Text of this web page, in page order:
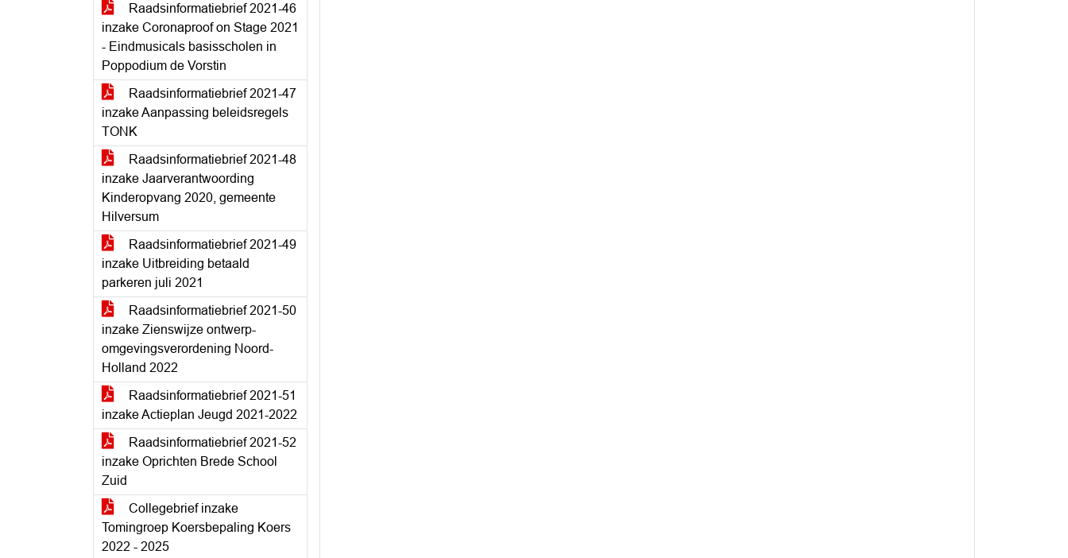
Raadsinformatiebrief 2021-46
inzake Coronaproof on Stage 2021
- Eindmusicals basisscholen in
Poppodium de Vorstin
Raadsinformatiebrief 2021-47
inzake Aanpassing beleidsregels
TONK
Raadsinformatiebrief 2021-48
inzake Jaarverantwoording
Kinderopvang 2020, gemeente
Hilversum
Raadsinformatiebrief 2021-49
inzake Uitbreiding betaald
parkeren juli 2021
Raadsinformatiebrief 2021-50
inzake Zienswijze ontwerp-
omgevingsverordening Noord-
Holland 2022
Raadsinformatiebrief 2021-51
inzake Actieplan Jeugd 2021-2022
Raadsinformatiebrief 2021-52
inzake Oprichten Brede School
Zuid
Collegebrief inzake
Tomingroep Koersbepaling Koers
2022 - 2025